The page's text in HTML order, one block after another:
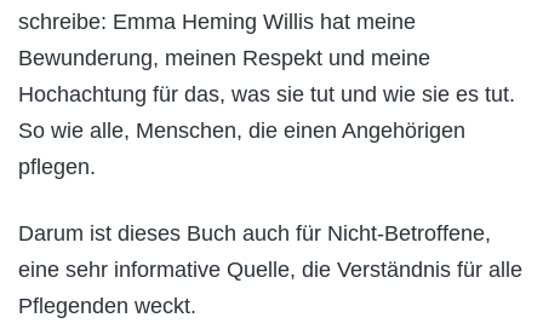
schreibe: Emma Heming Willis hat meine
Bewunderung, meinen Respekt und meine
Hochachtung für das, was sie tut und wie sie es tut.
So wie alle, Menschen, die einen Angehörigen
pflegen.
Darum ist dieses Buch auch für Nicht-Betroffene,
eine sehr informative Quelle, die Verständnis für alle
Pflegenden weckt.